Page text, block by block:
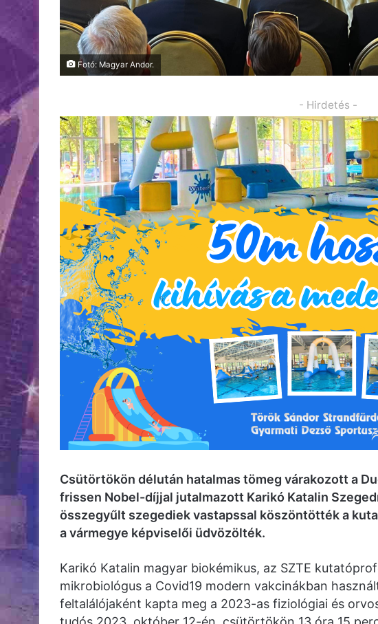
Fotó: Magyar Andor.
- Hirdetés -
Csütörtökön délután hatalmas tömeg várakozott a
frissen Nobel-díjjal jutalmazott Karikó Katalin
összegyűlt szegediek vastapssal köszöntötték a
a vármegye képviselői üdvözölték.
Karikó Katalin magyar biokémikus, az SZTE
mikrobiológus a Covid19 modern vakcinákban
feltalálójaként kapta meg a 2023-as fiziológiai és